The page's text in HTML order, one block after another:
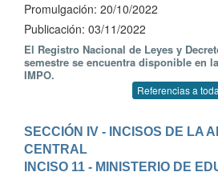
Promulgación: 20/10/2022
Publicación: 03/11/2022
El Registro Nacional de Leyes y
semestre se encuentra disponible en la
IMPO.
Referencias a
SECCIÓN IV - INCISOS DE LA
CENTRAL
INCISO 11 - MINISTERIO DE